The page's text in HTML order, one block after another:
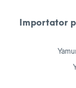
Importator